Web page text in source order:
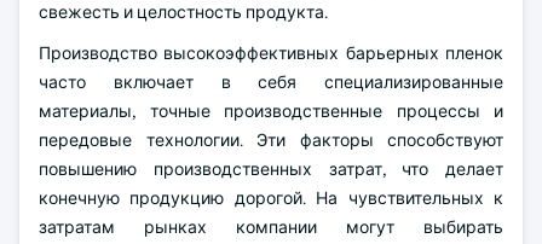
свежесть и целостность продукта.
Производство высокоэффективных барьерных пленок
часто включает в себя специализированные
материалы, точные производственные процессы и
передовые технологии. Эти факторы способствуют
повышению производственных затрат, что делает
конечную продукцию дорогой. На чувствительных к
затратам рынках компании могут выбирать